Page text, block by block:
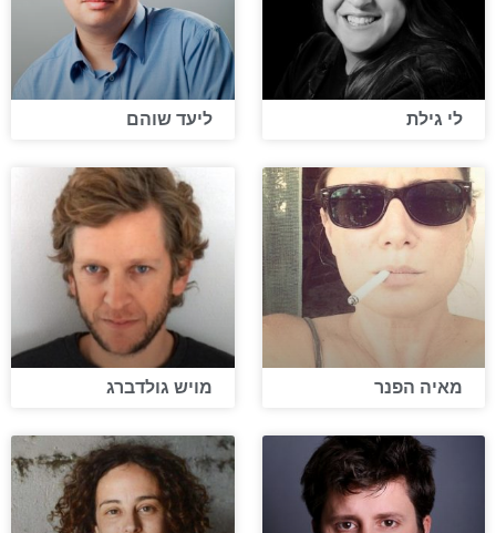
לי גילת ליעד שוהם
מאיה הפנר מויש גולדברג